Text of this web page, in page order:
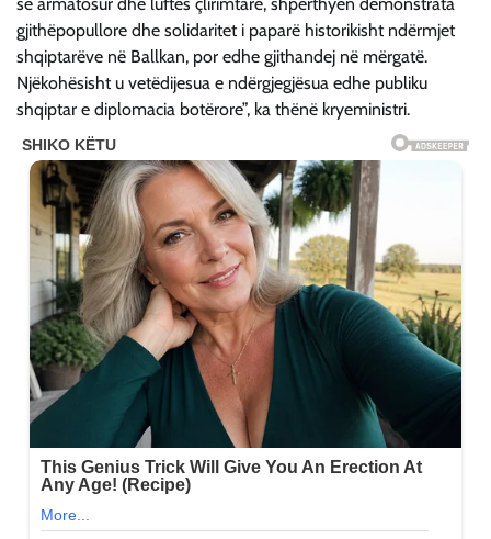
gjithëpopullore dhe solidaritet i paparë historikisht ndërmjet
shqiptarëve në Ballkan, por edhe gjithandej në mërgatë.
Njëkohësisht u vetëdijesua e ndërgjegjësua edhe publiku
shqiptar e diplomacia botërore”, ka thënë kryeministri.